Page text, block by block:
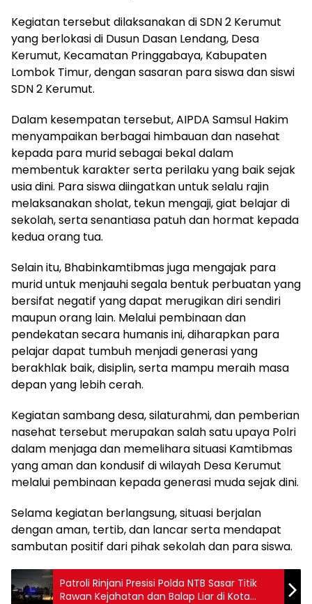
Kegiatan tersebut dilaksanakan di SDN 2 Kerumut
yang berlokasi di Dusun Dasan Lendang, Desa
Kerumut, Kecamatan Pringgabaya, Kabupaten
Lombok Timur, dengan sasaran para siswa dan siswi
SDN 2 Kerumut.
Dalam kesempatan tersebut, AIPDA Samsul Hakim
menyampaikan berbagai himbauan dan nasehat
kepada para murid sebagai bekal dalam
membentuk karakter serta perilaku yang baik sejak
usia dini. Para siswa diingatkan untuk selalu rajin
melaksanakan sholat, tekun mengaji, giat belajar di
sekolah, serta senantiasa patuh dan hormat kepada
kedua orang tua.
Selain itu, Bhabinkamtibmas juga mengajak para
murid untuk menjauhi segala bentuk perbuatan yang
bersifat negatif yang dapat merugikan diri sendiri
maupun orang lain. Melalui pembinaan dan
pendekatan secara humanis ini, diharapkan para
pelajar dapat tumbuh menjadi generasi yang
berakhlak baik, disiplin, serta mampu meraih masa
depan yang lebih cerah.
Kegiatan sambang desa, silaturahmi, dan pemberian
nasehat tersebut merupakan salah satu upaya Polri
dalam menjaga dan memelihara situasi Kamtibmas
yang aman dan kondusif di wilayah Desa Kerumut
melalui pembinaan kepada generasi muda sejak dini.
Selama kegiatan berlangsung, situasi berjalan
dengan aman, tertib, dan lancar serta mendapat
sambutan positif dari pihak sekolah dan para siswa.
Patroli Rinjani Presisi Polda NTB Sasar Titik
Rawan Kejahatan dan Balap Liar di Kota